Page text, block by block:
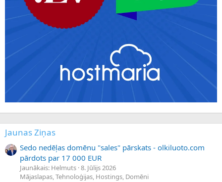
Jaunas Ziņas
Sedo nedēļas domēnu "sales" pārskats - olkiluoto.com
pārdots par 17 000 EUR
Jaunākais: Helmuts 8. Jūlijs 2026
Mājaslapas, Tehnoloģijas, Hostings, Domēni